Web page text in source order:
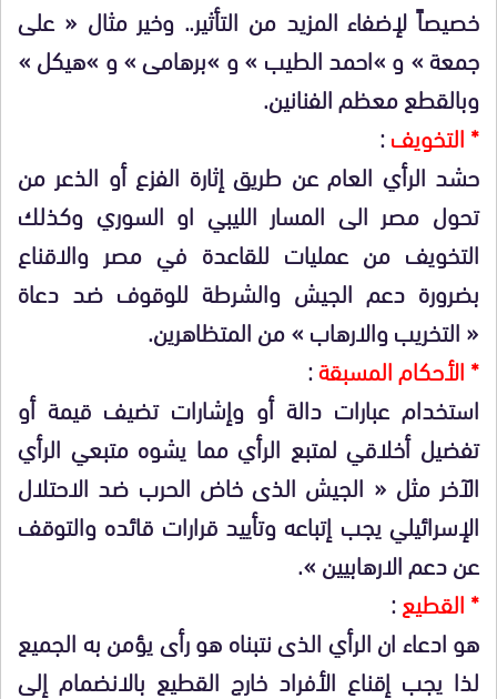
خصيصاً لإضفاء المزيد من التأثير.. وخير مثال « على
جمعة » و »احمد الطيب » و »برهامى » و »هيكل »
وبالقطع معظم الفنانين.
* التخويف:
حشد الرأي العام عن طريق إثارة الفزع أو الذعر من
تحول مصر الى المسار الليبي او السوري وكذلك
التخويف من عمليات للقاعدة في مصر والاقناع
بضرورة دعم الجيش والشرطة للوقوف ضد دعاة
« التخريب والارهاب » من المتظاهرين.
* الأحكام المسبقة:
استخدام عبارات دالة أو وإشارات تضيف قيمة أو
تفضيل أخلاقي لمتبع الرأي مما يشوه متبعي الرأي
الآخر مثل « الجيش الذى خاض الحرب ضد الاحتلال
الإسرائيلي يجب إتباعه وتأييد قرارات قائده والتوقف
عن دعم الارهابيين ».
* القطيع:
هو ادعاء ان الرأي الذى نتبناه هو رأى يؤمن به الجميع
لذا يجب إقناع الأفراد خارج القطيع بالانضمام إلى